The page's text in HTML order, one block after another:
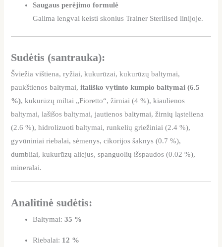
Saugaus perėjimo formulė
Galima lengvai keisti skonius Trainer Sterilised linijoje.
Sudėtis (santrauka):
Šviežia vištiena, ryžiai, kukurūzai, kukurūzų baltymai,
paukštienos baltymai,itališko vytinto kumpio baltymai (6.5
%), kukurūzų miltai „Fioretto“, žirniai (4 %), kiaulienos
baltymai, lašišos baltymai, jautienos baltymai, žirnių ląsteliena
(2.6 %), hidrolizuoti baltymai, runkelių griežiniai (2.4 %),
gyvūniniai riebalai, sėmenys, cikorijos šaknys (0.7 %),
dumbliai, kukurūzų aliejus, spanguolių išspaudos (0.02 %),
mineralai.
Analitinė sudėtis:
Baltymai:35 %
Riebalai: 12 %